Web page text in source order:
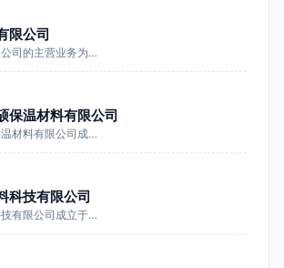
限公司
司的主营业务为…
保温材料有限公司
材料有限公司成…
科技有限公司
有限公司成立于…